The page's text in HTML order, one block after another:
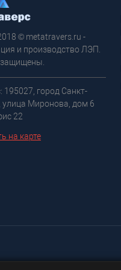
© metatravers.ru -
и производство ЛЭП.
195027, город Санкт-
улица Миронова, дом 6
22
на карте